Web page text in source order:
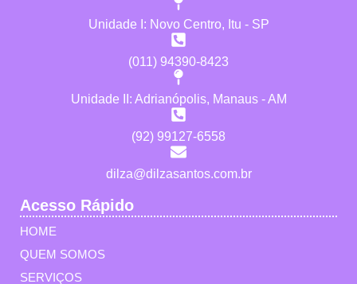
Unidade I: Novo Centro, Itu - SP
(011) 94390-8423
Unidade II: Adrianópolis, Manaus - AM
(92) 99127-6558
dilza@dilzasantos.com.br
Acesso Rápido
HOME
QUEM SOMOS
SERVIÇOS